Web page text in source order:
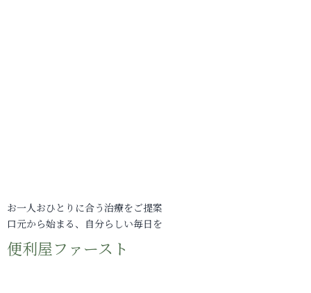
お一人おひとりに合う治療をご提案
口元から始まる、自分らしい毎日を
便利屋ファースト